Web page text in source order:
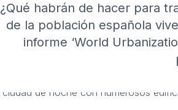
¿Qué habrán de hacer para
de la población española
informe ‘World